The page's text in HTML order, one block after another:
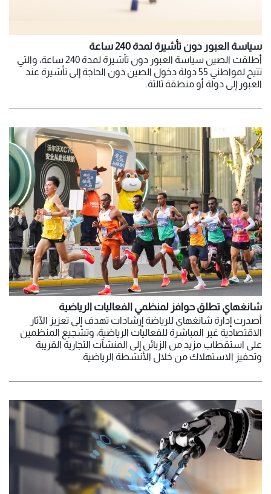
سياسة العبور دون تأشيرة لمدة 240 ساعة
أطلقت الصين سياسة العبور دون تأشيرة لمدة 240 ساعة، والتي
تتيح لمواطني 55 دولة دخول الصين دون الحاجة إلى تأشيرة عند
العبور إلى دولة أو منطقة ثالثة.
شانغهاي تطلق حوافز لمنظمي الفعاليات الرياضية
أصدرت إدارة شانغهاي للرياضة إرشادات تهدف إلى تعزيز الآثار
الاقتصادية غير المباشرة للفعاليات الرياضية، وتشجيع المنظمين
على استقطاب مزيد من الزبائن إلى المنشآت التجارية القريبة
وتحفيز الاستهلاك من خلال الأنشطة الرياضية.